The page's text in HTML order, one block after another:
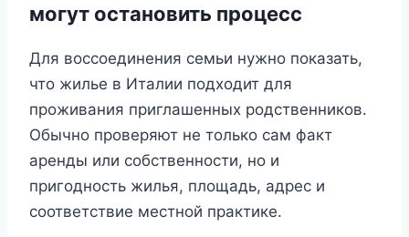
могут остановить процесс
Для воссоединения семьи нужно показать,
что жилье в Италии подходит для
проживания приглашенных родственников.
Обычно проверяют не только сам факт
аренды или собственности, но и
пригодность жилья, площадь, адрес и
соответствие местной практике.